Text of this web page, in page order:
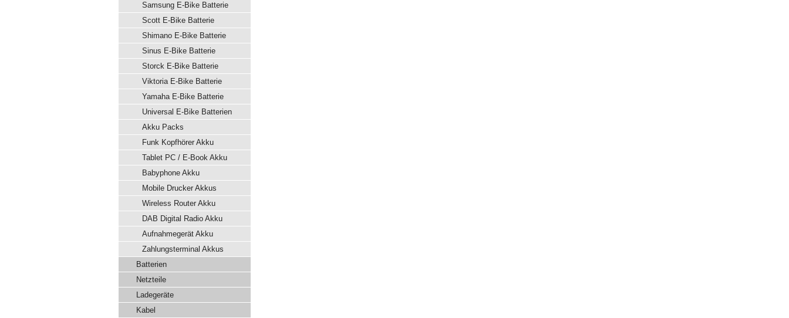
Samsung E-Bike Batterie
Scott E-Bike Batterie
Shimano E-Bike Batterie
Sinus E-Bike Batterie
Storck E-Bike Batterie
Viktoria E-Bike Batterie
Yamaha E-Bike Batterie
Universal E-Bike Batterien
Akku Packs
Funk Kopfhörer Akku
Tablet PC / E-Book Akku
Babyphone Akku
Mobile Drucker Akkus
Wireless Router Akku
DAB Digital Radio Akku
Aufnahmegerät Akku
Zahlungsterminal Akkus
Batterien
Netzteile
Ladegeräte
Kabel